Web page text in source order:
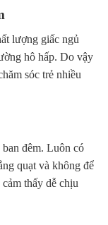
lượng giấc ngủ
hô hấp. Do vậy
sóc trẻ nhiều
ban đêm. Luôn có
quạt và không để
thấy dễ chịu